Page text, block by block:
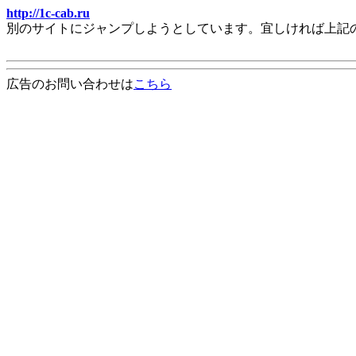
http://1c-cab.ru
別のサイトにジャンプしようとしています。宜しければ上
広告のお問い合わせはこちら